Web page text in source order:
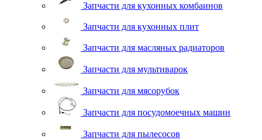
Запчасти для кухонных комбаинов
Запчасти для кухонных плит
Запчасти для масляных радиаторов
Запчасти для мультиварок
Запчасти для мясорубок
Запчасти для посудомоечных машин
Запчасти для пылесосов